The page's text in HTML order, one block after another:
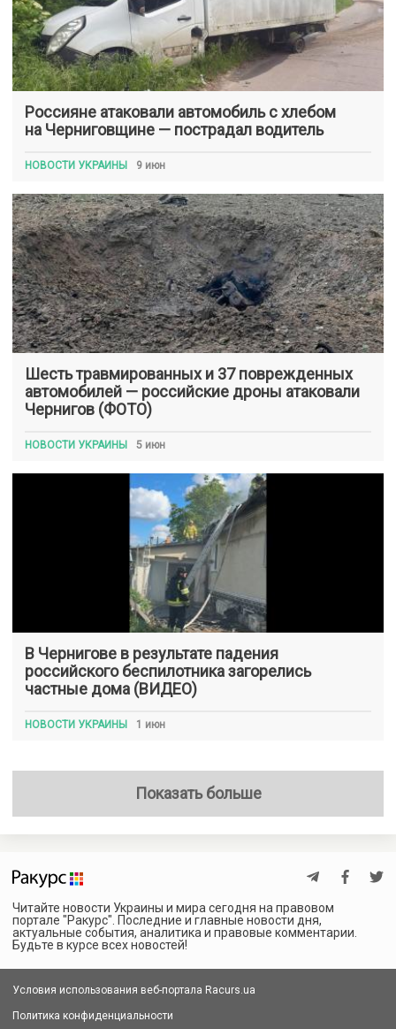
Россияне атаковали автомобиль с хлебом
на Черниговщине — пострадал водитель
НОВОСТИ УКРАИНЫ 9 июн
Шесть травмированных и 37 поврежденных
автомобилей — российские дроны атаковали
Чернигов (ФОТО)
НОВОСТИ УКРАИНЫ 5 июн
В Чернигове в результате падения
российского беспилотника загорелись
частные дома (ВИДЕО)
НОВОСТИ УКРАИНЫ 1 июн
Показать больше
Читайте новости Украины и мира сегодня на правовом
портале "Ракурс". Последние и главные новости дня,
актуальные события, аналитика и правовые комментарии.
Будьте в курсе всех новостей!
Условия использования веб-портала Racurs.ua
Политика конфиденциальности